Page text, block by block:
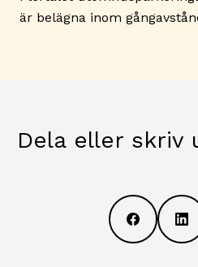
är belägna inom
Dela eller skriv